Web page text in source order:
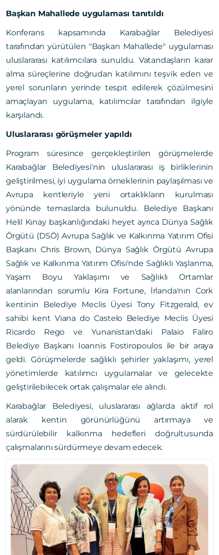
Başkan Mahallede uygulaması tanıtıldı
Konferans kapsamında Karabağlar Belediyesi
tarafından yürütülen "Başkan Mahallede" uygulaması
uluslararası katılımcılara sunuldu. Vatandaşların karar
alma süreçlerine doğrudan katılımını teşvik eden ve
yerel sorunların yerinde tespit edilerek çözülmesini
amaçlayan uygulama, katılımcılar tarafından ilgiyle
karşılandı.
Uluslararası görüşmeler yapıldı
Program süresince gerçekleştirilen görüşmelerde
Karabağlar Belediyesi'nin uluslararası iş birliklerinin
geliştirilmesi, iyi uygulama örneklerinin paylaşılması ve
Avrupa kentleriyle yeni ortaklıkların kurulması
yönünde temaslarda bulunuldu. Belediye Başkanı
Helil Kınay başkanlığındaki heyet ayrıca Dünya Sağlık
Örgütü (DSÖ) Avrupa Sağlık ve Kalkınma Yatırım Ofisi
Başkanı Chris Brown, Dünya Sağlık Örgütü Avrupa
Sağlık ve Kalkınma Yatırım Ofisi'nde Sağlıklı Yaşlanma,
Yaşam Boyu Yaklaşımı ve Sağlıklı Ortamlar
alanlarından sorumlu Kira Fortune, İrlanda'nın Cork
kentinin Belediye Meclis Üyesi Tony Fitzgerald, ev
sahibi kent Viana do Castelo Belediye Meclis Üyesi
Ricardo Rego ve Yunanistan'daki Palaio Faliro
Belediye Başkanı Ioannis Fostiropoulos ile bir araya
geldi. Görüşmelerde sağlıklı şehirler yaklaşımı, yerel
yönetimlerde katılımcı uygulamalar ve gelecekte
geliştirilebilecek ortak çalışmalar ele alındı.
Karabağlar Belediyesi, uluslararası ağlarda aktif rol
alarak kentin görünürlüğünü artırmaya ve
sürdürülebilir kalkınma hedefleri doğrultusunda
çalışmalarını sürdürmeye devam edecek.